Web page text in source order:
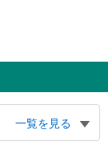
一覧を見る